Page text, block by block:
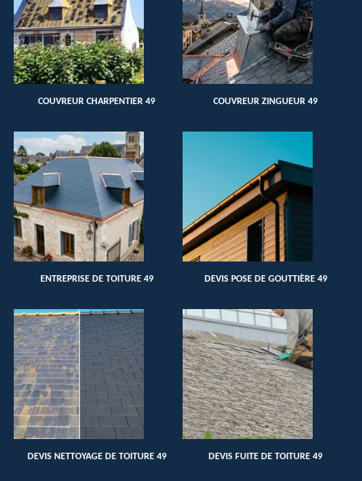
COUVREUR CHARPENTIER 49 COUVREUR ZINGUEUR 49
ENTREPRISE DE TOITURE 49 DEVIS POSE DE GOUTTIÈRE 49
DEVIS NETTOYAGE DE TOITURE 49 DEVIS FUITE DE TOITURE 49